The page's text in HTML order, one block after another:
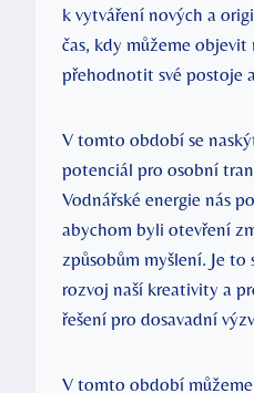
k vytváření nových a
čas, kdy můžeme objevit
přehodnotit své postoje
V tomto období se
potenciál pro osobní
Vodnářské energie nás
abychom byli otevření
způsobům myšlení. Je
rozvoj naší kreativity a
řešení pro dosavadní
V tomto období